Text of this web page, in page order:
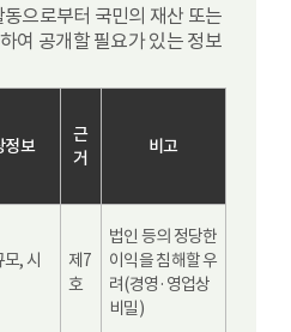
으로부터 국민의 재산 또는
여 공개할 필요가 있는 정보
정보
근
거
비고
, 시
제7
호
법인 등의 정당한
이익을 침해할 우
려(경영·영업상
비밀)